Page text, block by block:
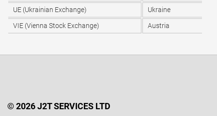
UE (Ukrainian Exchange) Ukraine
VIE (Vienna Stock Exchange) Austria
© 2026 J2T SERVICES LTD